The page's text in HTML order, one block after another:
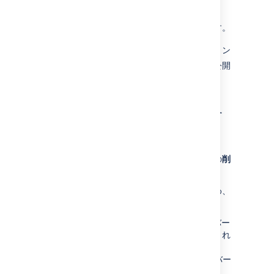
し、コピーが新たに最新バージョンとなります。
ページが未公開の下書きの場合、前のバージョン
を復元すると下書きの内容は失われます。未公開
特定のバージョンを削除す
バージョンを削除するには、ページ履歴の横の削
削除したバージョンはごみ箱に移動しないため、
をご利用の場合、バー
ジョンの削除時に残りのバージョンは再採番され
を定義している場合は、古いバー